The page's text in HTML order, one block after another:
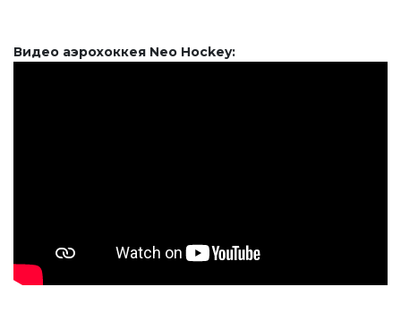
Видео аэрохоккея Neo Hockey: